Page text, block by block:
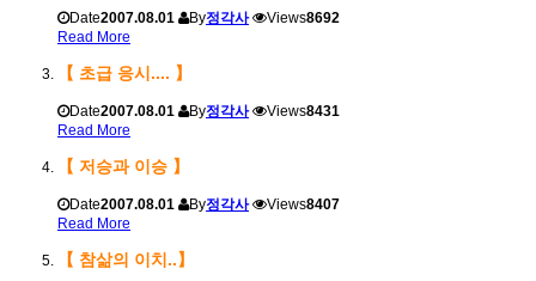
Date2007.08.01 By정각사 Views8692
Read More
【 초급 응시.... 】
Date2007.08.01 By정각사 Views8431
Read More
【 저승과 이승 】
Date2007.08.01 By정각사 Views8407
Read More
【 참삶의 이치..】